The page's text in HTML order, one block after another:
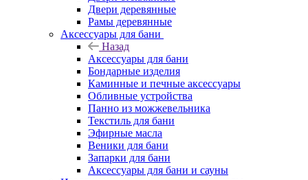
Двери деревянные
Рамы деревянные
Аксессуары для бани
Назад
Аксессуары для бани
Бондарные изделия
Каминные и печные аксессуары
Обливные устройства
Панно из можжевельника
Текстиль для бани
Эфирные масла
Веники для бани
Запарки для бани
Аксессуары для бани и сауны